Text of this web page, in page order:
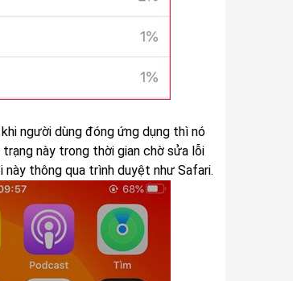
người dùng đóng ứng dụng thì nó
này trong thời gian chờ sửa lỗi
này thông qua trình duyệt như Safari.